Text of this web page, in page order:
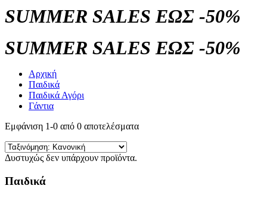
SUMMER SALES ΕΩΣ -50%
SUMMER SALES ΕΩΣ -50%
Αρχική
Παιδικά
Παιδικά Αγόρι
Γάντια
Εμφάνιση 1-0 από 0 αποτελέσματα
Δυστυχώς δεν υπάρχουν προϊόντα.
Παιδικά